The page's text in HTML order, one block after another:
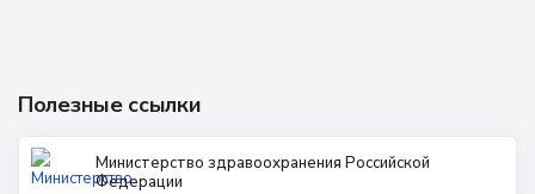
Полезные ссылки
Министерство здравоохранения Российской
Федерации